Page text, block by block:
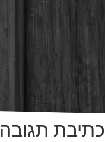
כתיבת תגובה